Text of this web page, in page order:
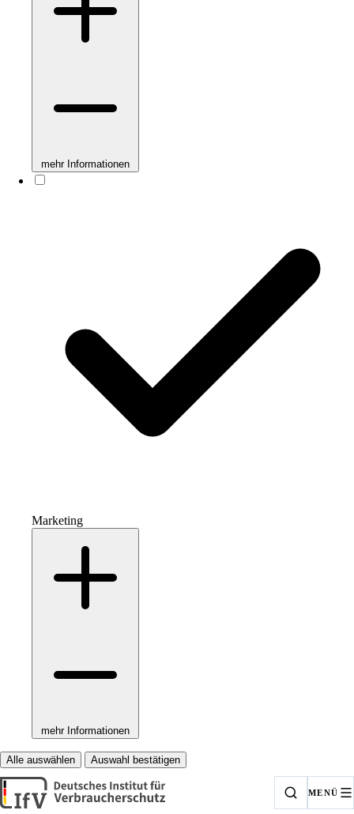
mehr Informationen
Marketing
mehr Informationen
Alle auswählen Auswahl bestätigen
MENÜ